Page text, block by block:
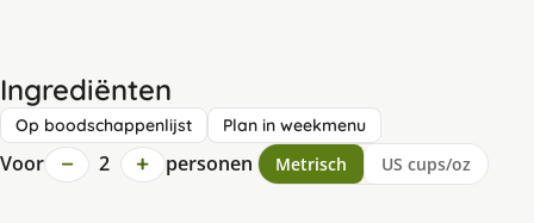
Ingrediënten
Op boodschappenlijst Plan in weekmenu
Voor − 2 + personen Metrisch US cups/oz